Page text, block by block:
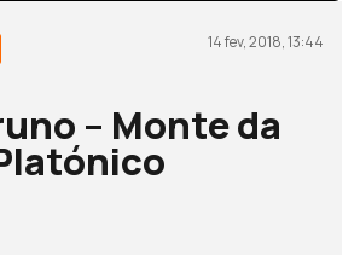
14 fev, 2018, 13:44
– Monte da